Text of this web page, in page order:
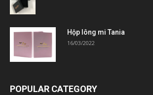
Hộp lông mi Tania
16/03/2022
POPULAR CATEGORY